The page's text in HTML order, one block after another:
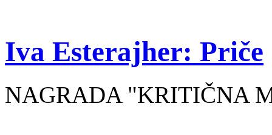
Iva Esterajher: Priče
NAGRADA "KRITIČNA